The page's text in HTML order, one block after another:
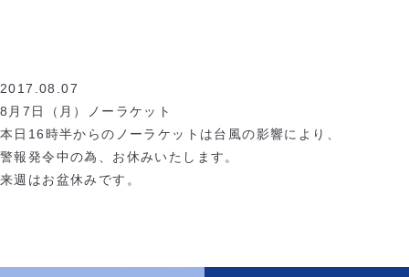
2017.08.07
8月7日（月）ノーラケット
本日16時半からのノーラケットは台風の影響により、
警報発令中の為、お休みいたします。
来週はお盆休みです。